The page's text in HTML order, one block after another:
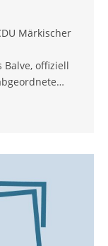
Märkischer
Balve, offiziell